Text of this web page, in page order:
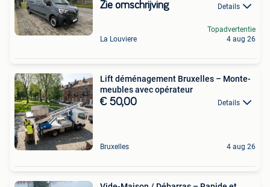
Zie omschrijving Details
La Louviere
Topadvertentie
4 aug 26
Lift déménagement Bruxelles – Monte-
meubles avec opérateur
€ 50,00 Details
Bruxelles 4 aug 26